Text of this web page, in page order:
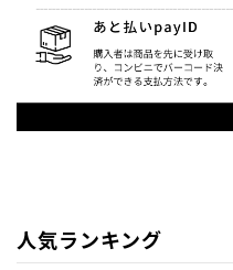
人気ランキング